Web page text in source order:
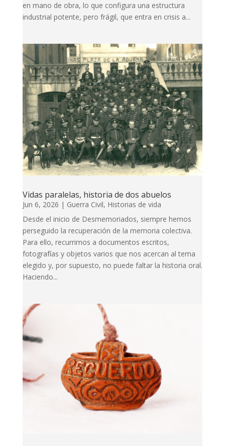
en mano de obra, lo que configura una estructura
industrial potente, pero frágil, que entra en crisis a...
Vidas paralelas, historia de dos abuelos
Jun 6, 2026 | Guerra Civil, Historias de vida
Desde el inicio de Desmemoriados, siempre hemos
perseguido la recuperación de la memoria colectiva.
Para ello, recurrimos a documentos escritos,
fotografías y objetos varios que nos acercan al tema
elegido y, por supuesto, no puede faltar la historia oral.
Haciendo...